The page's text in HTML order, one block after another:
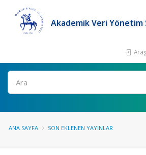
Akademik Veri Yönetim
Ara
ANA SAYFA SON EKLENEN YAYINLAR